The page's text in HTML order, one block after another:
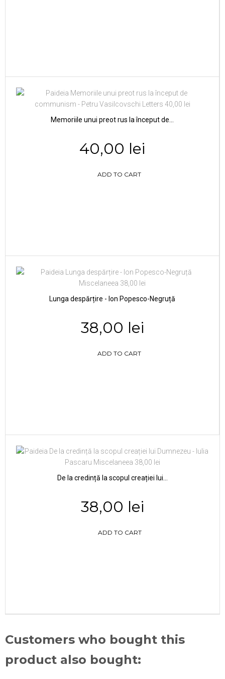
Memoriile unui preot rus la început de...
40,00 lei
ADD TO CART
Lunga despărțire - Ion Popesco-Negruță
38,00 lei
ADD TO CART
De la credință la scopul creației lui...
38,00 lei
ADD TO CART
Customers who bought this
product also bought: